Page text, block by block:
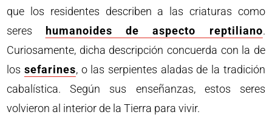
que los residentes describen a las criaturas como
seres
humanoides de aspecto reptiliano.
Curiosamente, dicha descripción concuerda con la de
los sefarines, o las serpientes aladas de la tradición
cabalística. Según sus enseñanzas, estos seres
volvieron al interior de la Tierra para vivir.